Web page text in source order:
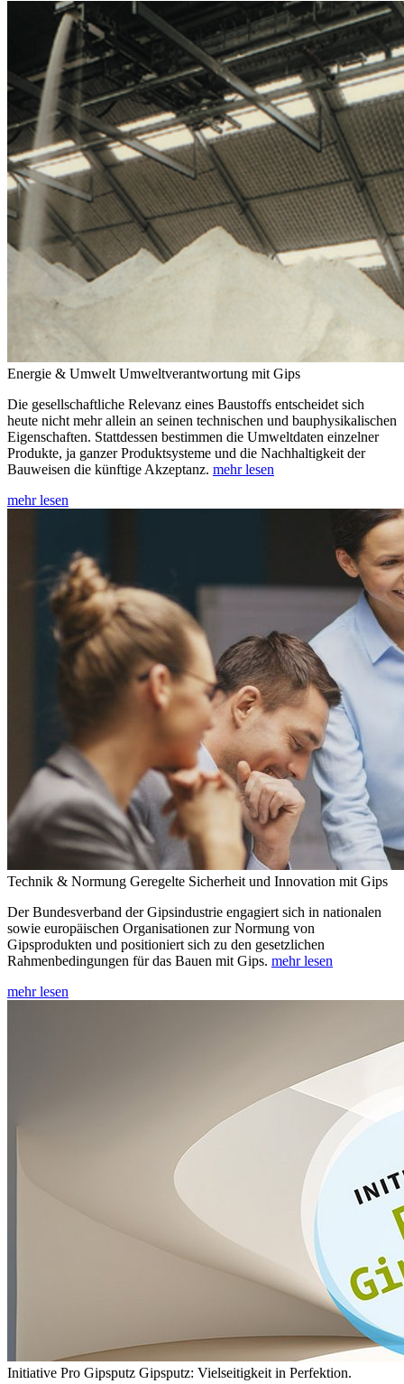
Energie & Umwelt Umweltverantwortung mit Gips
Die gesellschaftliche Relevanz eines Baustoffs entscheidet sich
heute nicht mehr allein an seinen technischen und bauphysikalischen
Eigenschaften. Stattdessen bestimmen die Umweltdaten einzelner
Produkte, ja ganzer Produktsysteme und die Nachhaltigkeit der
Bauweisen die künftige Akzeptanz. mehr lesen
mehr lesen
Technik & Normung Geregelte Sicherheit und Innovation mit Gips
Der Bundesverband der Gipsindustrie engagiert sich in nationalen
sowie europäischen Organisationen zur Normung von
Gipsprodukten und positioniert sich zu den gesetzlichen
Rahmenbedingungen für das Bauen mit Gips. mehr lesen
mehr lesen
Initiative Pro Gipsputz Gipsputz: Vielseitigkeit in Perfektion.